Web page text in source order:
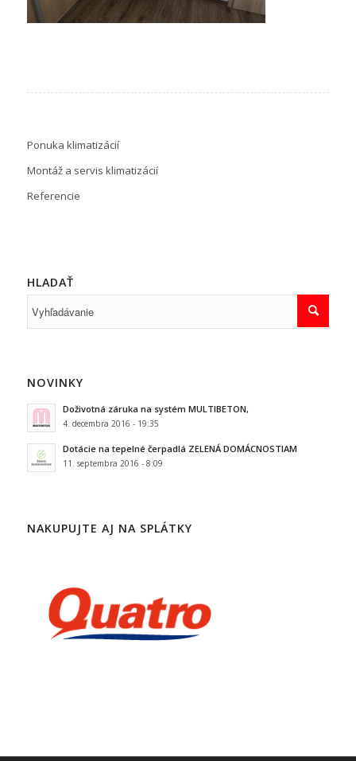
Ponuka klimatizácií
Montáž a servis klimatizácií
Referencie
HLADAŤ
NOVINKY
Doživotná záruka na systém MULTIBETON,
4. decembra 2016 - 19:35
Dotácie na tepelné čerpadlá ZELENÁ DOMÁCNOSTIAM
11. septembra 2016 - 8:09
NAKUPUJTE AJ NA SPLÁTKY